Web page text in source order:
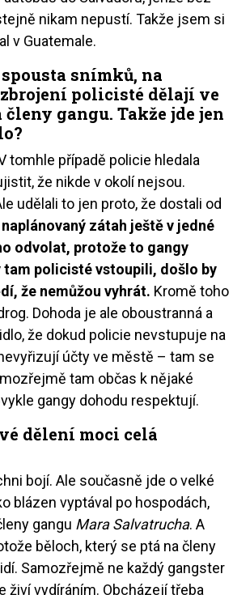
nikam nepustí. Takže jsem si
v Guatemale.
snímků, na
policisté dělají ve
gangu. Takže jde jen
tomhle případě policie hledala
že nikde v okolí nejsou.
udělali to jen proto, že dostali od
naplánovaný zátah ještě v jedné
odvolat, protože to gangy
tam policisté vstoupili, došlo by
že nemůžou vyhrát. Kromě toho
Dohoda je ale oboustranná a
že dokud policie nevstupuje na
účty ve městě – tam se
tam občas k nějaké
gangy dohodu respektují.
dělení moci celá
bojí. Ale současně jde o velké
blázen vyptával po hospodách,
gangu Mara Salvatrucha. A
běloch, který se ptá na členy
Samozřejmě ne každý gangster
živí vydíráním. Obcházejí třeba